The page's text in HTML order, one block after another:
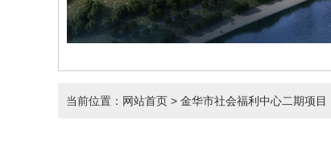
当前位置：网站首页 > 金华市社会福利中心二期项目